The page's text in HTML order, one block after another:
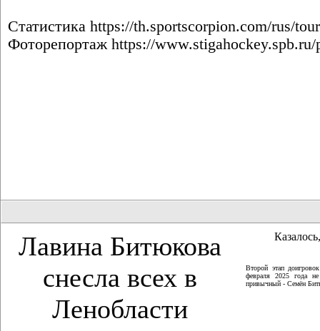
Статистика https://th.sportscorpion.com/rus/
Фоторепортаж https://
Лавина Битюкова
снесла всех в
Ленобласти
Второй этап
февраля 2025 года
привычный - Семён